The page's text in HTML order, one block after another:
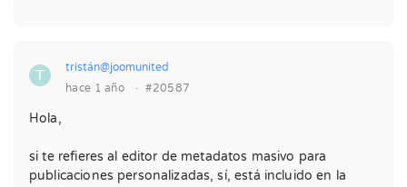
T
tristán@joomunited
hace 1 año
· #20587
Hola,
si te refieres al editor de metadatos masivo para
publicaciones personalizadas, sí, está incluido en la